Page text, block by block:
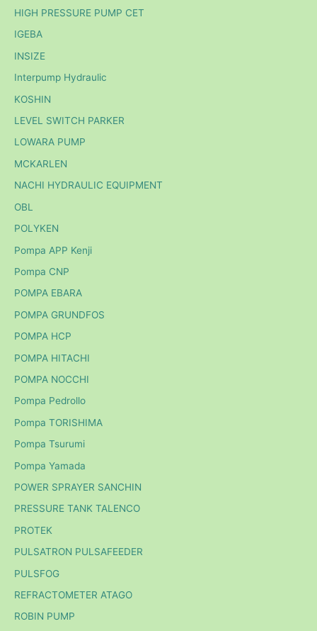
HIGH PRESSURE PUMP CET
IGEBA
INSIZE
Interpump Hydraulic
KOSHIN
LEVEL SWITCH PARKER
LOWARA PUMP
MCKARLEN
NACHI HYDRAULIC EQUIPMENT
OBL
POLYKEN
Pompa APP Kenji
Pompa CNP
POMPA EBARA
POMPA GRUNDFOS
POMPA HCP
POMPA HITACHI
POMPA NOCCHI
Pompa Pedrollo
Pompa TORISHIMA
Pompa Tsurumi
Pompa Yamada
POWER SPRAYER SANCHIN
PRESSURE TANK TALENCO
PROTEK
PULSATRON PULSAFEEDER
PULSFOG
REFRACTOMETER ATAGO
ROBIN PUMP